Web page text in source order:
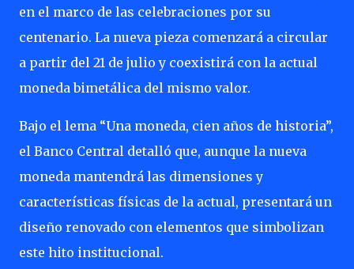
en el marco de las celebraciones por su
centenario. La nueva pieza comenzará a circular
a partir del 21 de julio y coexistirá con la actual
moneda bimetálica del mismo valor.
Bajo el lema “Una moneda, cien años de historia”,
el Banco Central detalló que, aunque la nueva
moneda mantendrá las dimensiones y
características físicas de la actual, presentará un
diseño renovado con elementos que simbolizan
este hito institucional.